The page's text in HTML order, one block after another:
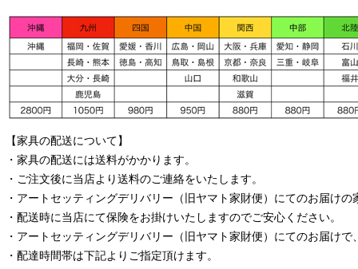
【家具の配送について】
・家具の配送には送料がかかります。
・ご注文後に当店より送料のご連絡をいたします。
・ アートセッティングデリバリー （旧ヤマト家財便） にてのお届けの
・配送時に当店にて保険をお掛けいたしますのでご安心ください。
・ アートセッティングデリバリー （旧ヤマト家財便） にてのお届けで
・配達時間帯は下記よりご指定頂けます。